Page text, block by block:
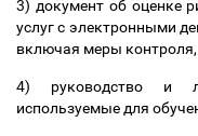
3) документ об оценке
услуг с электронными
включая меры
4) руководство и
используемые для